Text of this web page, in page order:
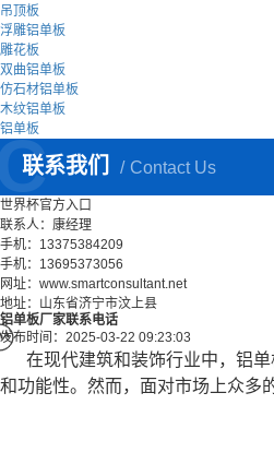
吊顶板
浮雕铝单板
雕花板
双曲铝单板
仿石材铝单板
木纹铝单板
铝单板
联系我们 Contact Us
世界杯官方入口
联系人：康经理
手机：13375384209
手机：13695373056
网址：www.smartconsultant.net
地址：山东省济宁市汶上县
铝单板厂家联系电话
发布时间：2025-03-22 09:23:03
在现代建筑和装饰行业中，铝
和功能性。然而，面对市场上众多